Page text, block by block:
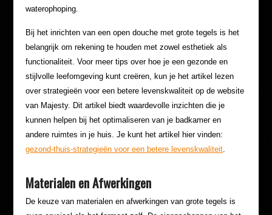
waterophoping.
Bij het inrichten van een open douche met grote tegels is het
belangrijk om rekening te houden met zowel esthetiek als
functionaliteit. Voor meer tips over hoe je een gezonde en
stijlvolle leefomgeving kunt creëren, kun je het artikel lezen
over strategieën voor een betere levenskwaliteit op de website
van Majesty. Dit artikel biedt waardevolle inzichten die je
kunnen helpen bij het optimaliseren van je badkamer en
andere ruimtes in je huis. Je kunt het artikel hier vinden:
gezond-thuis-strategieën voor een betere levenskwaliteit.
Materialen en Afwerkingen
De keuze van materialen en afwerkingen van grote tegels is